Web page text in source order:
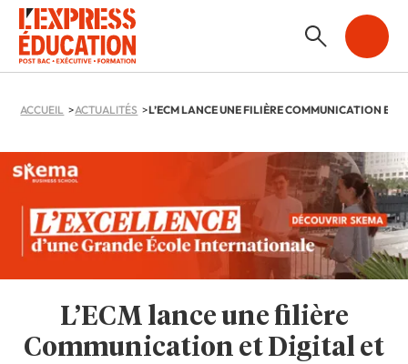
ACCUEIL ACTUALITÉS
L’ECM lance une filière
Communication et Digital et